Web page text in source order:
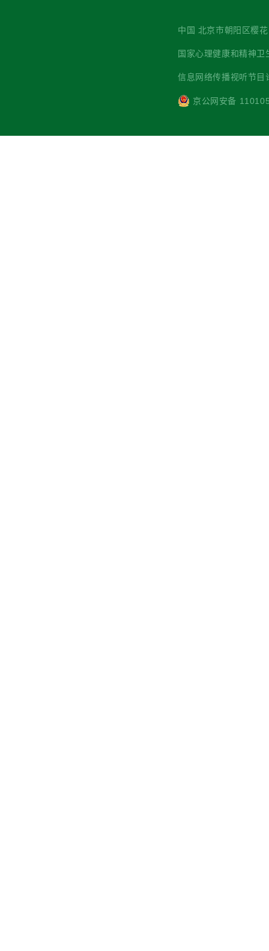
中国 北京市朝阳区
国家心理健康和精神
信息网络传播视听节
京公网安备